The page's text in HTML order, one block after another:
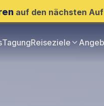
auf den nächsten
TagungReiseziele